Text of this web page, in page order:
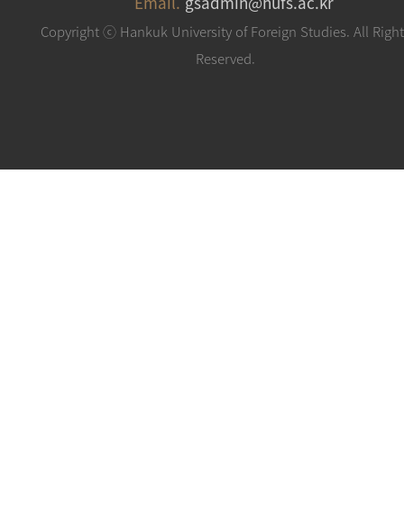
Copyright ⓒ Hankuk University of Foreign Studies. All
Reserved.